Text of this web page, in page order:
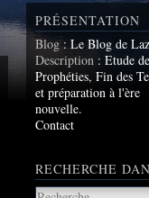
PRÉSENTATION
Blog : Le Blog de
Description : Etude
Prophéties, Fin des
et préparation à l'ère
nouvelle.
Contact
RECHERCHE